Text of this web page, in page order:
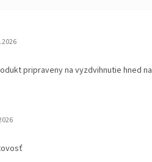
obchodu je 5 z 5 hviezdičiek.
pripraveny na vyzdvihnutie hned na
obchodu je 5 z 5 hviezdičiek.